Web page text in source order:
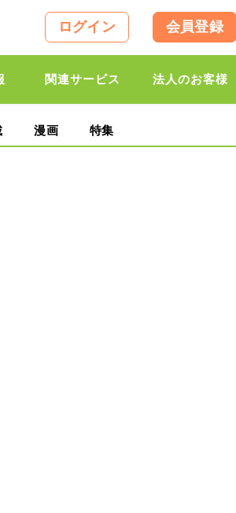
ログイン 会員登録
関連サービス 法人のお客様
漫画 特集